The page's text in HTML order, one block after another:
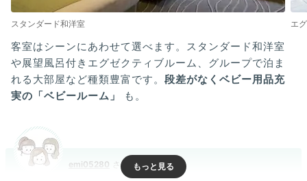
スタンダード和洋室 エ
客室はシーンにあわせて選べます。スタンダード和洋室
や展望風呂付きエグゼクティブルーム、グループで泊ま
れる大部屋など種類豊富です。段差がなくベビー用品充
実の「ベビールーム」
も。
emi05280